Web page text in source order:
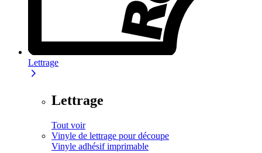
Lettrage
Lettrage
Tout voir
Vinyle de lettrage pour découpe
Vinyle adhésif imprimable